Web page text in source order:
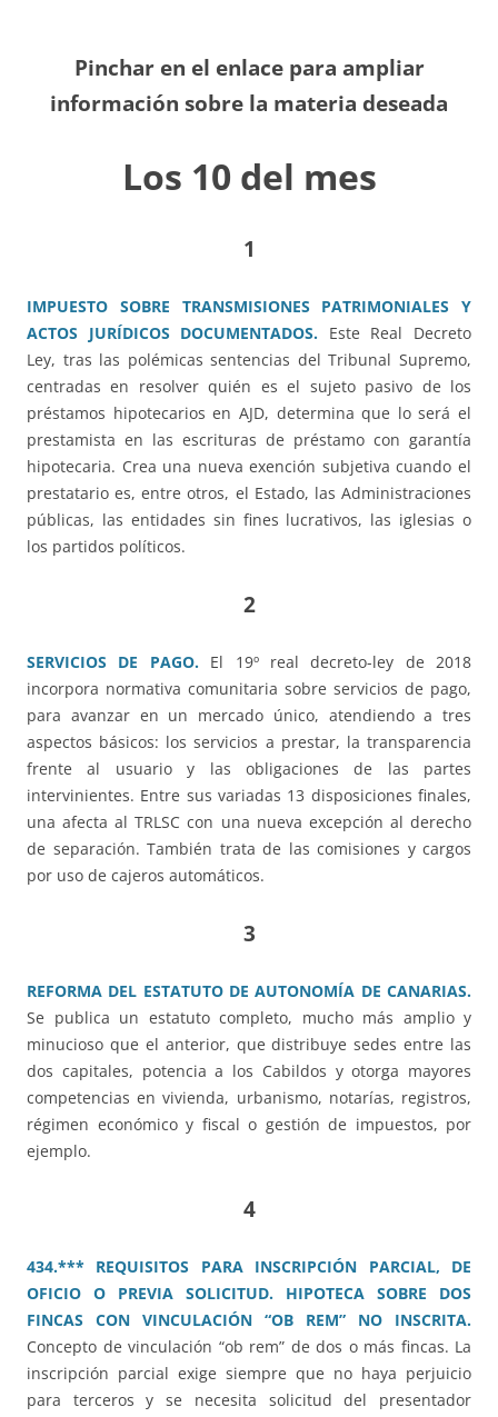
Pinchar en el enlace para ampliar
información sobre la materia deseada
Los 10 del mes
1
IMPUESTO SOBRE TRANSMISIONES PATRIMONIALES Y
ACTOS JURÍDICOS DOCUMENTADOS. Este Real Decreto
Ley, tras las polémicas sentencias del Tribunal Supremo,
centradas en resolver quién es el sujeto pasivo de los
préstamos hipotecarios en AJD, determina que lo será el
prestamista en las escrituras de préstamo con garantía
hipotecaria. Crea una nueva exención subjetiva cuando el
prestatario es, entre otros, el Estado, las Administraciones
públicas, las entidades sin fines lucrativos, las iglesias o
los partidos políticos.
2
SERVICIOS DE PAGO. El 19º real decreto-ley de 2018
incorpora normativa comunitaria sobre servicios de pago,
para avanzar en un mercado único, atendiendo a tres
aspectos básicos: los servicios a prestar, la transparencia
frente al usuario y las obligaciones de las partes
intervinientes. Entre sus variadas 13 disposiciones finales,
una afecta al TRLSC con una nueva excepción al derecho
de separación. También trata de las comisiones y cargos
por uso de cajeros automáticos.
3
REFORMA DEL ESTATUTO DE AUTONOMÍA DE CANARIAS.
Se publica un estatuto completo, mucho más amplio y
minucioso que el anterior, que distribuye sedes entre las
dos capitales, potencia a los Cabildos y otorga mayores
competencias en vivienda, urbanismo, notarías, registros,
régimen económico y fiscal o gestión de impuestos, por
ejemplo.
4
434.*** REQUISITOS PARA INSCRIPCIÓN PARCIAL, DE
OFICIO O PREVIA SOLICITUD. HIPOTECA SOBRE DOS
FINCAS CON VINCULACIÓN “OB REM” NO INSCRITA.
Concepto de vinculación “ob rem” de dos o más fincas. La
inscripción parcial exige siempre que no haya perjuicio
para terceros y se necesita solicitud del presentador